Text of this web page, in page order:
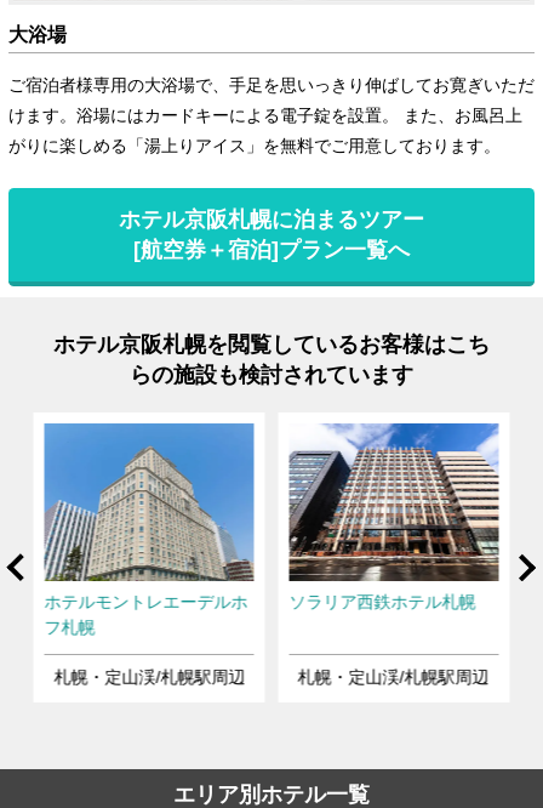
大浴場
ご宿泊者様専用の大浴場で、手足を思いっきり伸ばしてお寛ぎいただ
けます。浴場にはカードキーによる電子錠を設置。 また、お風呂上
がりに楽しめる「湯上りアイス」を無料でご用意しております。
ホテル京阪札幌に泊まるツアー
[航空券＋宿泊]プラン一覧へ
ホテル京阪札幌を閲覧しているお客様はこち
らの施設も検討されています
ホテルモントレエーデルホ
フ札幌
札幌・定山渓/札幌駅周辺
ソラリア西鉄ホテル札幌
札幌・定山渓/札幌駅周辺
エリア別ホテル一覧